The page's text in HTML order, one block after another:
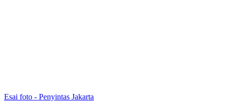
Esai foto - Penyintas Jakarta